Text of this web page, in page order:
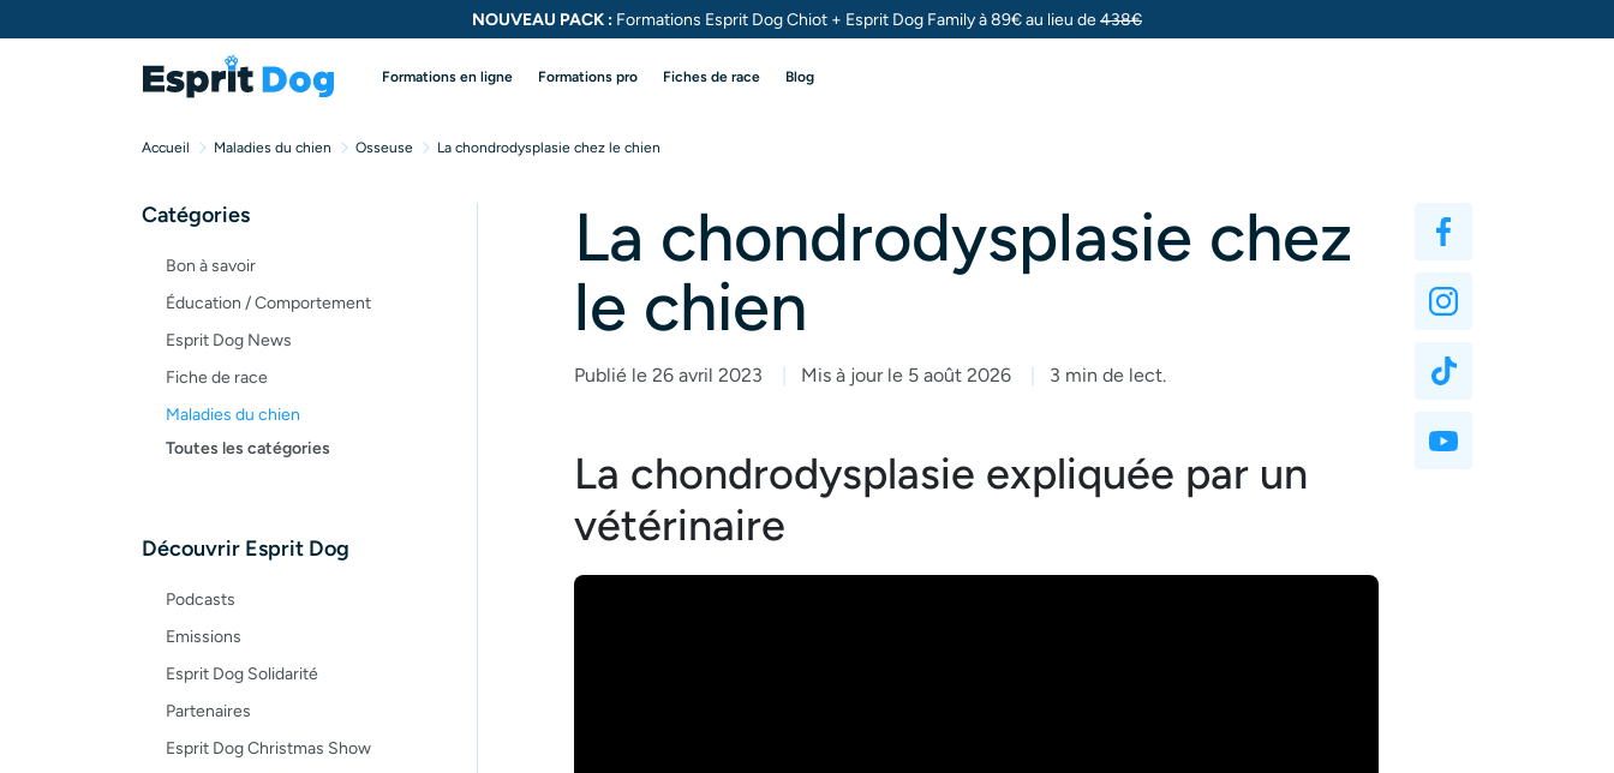
NOUVEAU PACK : Formations Esprit Dog Chiot + Esprit Dog Family à 89€ au lieu de438€
Formations en ligne Formations pro Fiches de race Blog
Accueil Maladies du chien Osseuse La chondrodysplasie chez le chien
Catégories
Bon à savoir
Éducation / Comportement
Esprit Dog News
Fiche de race
Maladies du chien
Opinion
Recettes
Toutes les catégories
Découvrir Esprit Dog
Podcasts
Emissions
Esprit Dog Solidarité
Partenaires
Esprit Dog Christmas Show
La chondrodysplasie chez
le chien
Publié le 26 avril 2023 Mis à jour le 5 août 2026 3 min de lect.
La chondrodysplasie expliquée par un
vétérinaire